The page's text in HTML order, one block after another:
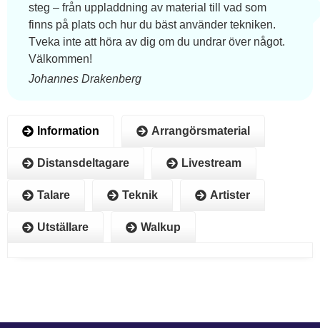
steg – från uppladdning av material till vad som
finns på plats och hur du bäst använder tekniken.
Tveka inte att höra av dig om du undrar över något.
Välkommen!
Johannes Drakenberg
Information Arrangörsmaterial
Distansdeltagare Livestream
Talare Teknik Artister
Utställare Walkup